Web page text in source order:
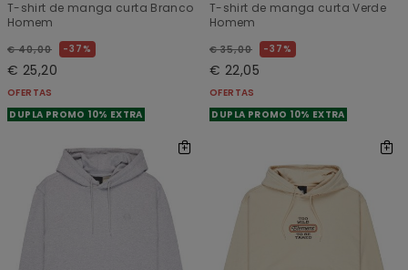
T-shirt de manga curta Branco
Homem
€ 40,00 37%
€ 25,20
OFERTAS
DUPLA PROMO 10% EXTRA
T-shirt de manga curta Verde
Homem
€ 35,00 37%
€ 22,05
OFERTAS
DUPLA PROMO 10% EXTRA